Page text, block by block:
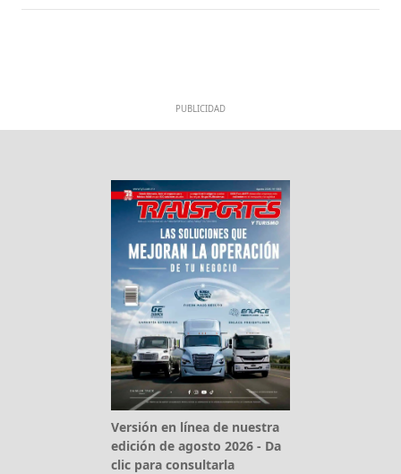
PUBLICIDAD
Versión en línea de nuestra
edición de agosto 2026 - Da
clic para consultarla